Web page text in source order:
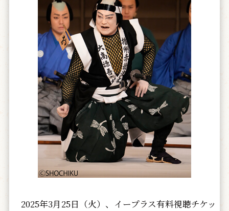
2025年3月25日（火）、イープラス有料視聴チケッ